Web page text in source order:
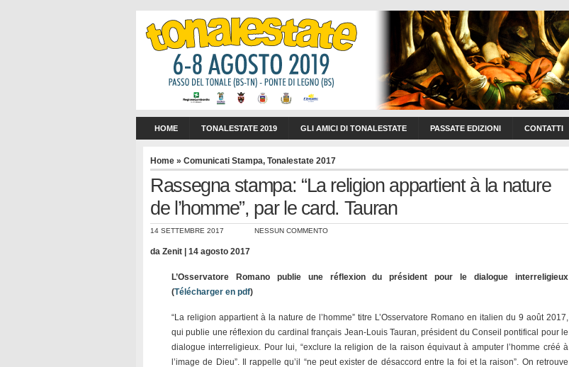
HOME TONALESTATE 2019 GLI AMICI DI TONALESTATE PASSATE EDIZIONI CONTATTI
Home » Comunicati Stampa, Tonalestate 2017
Rassegna stampa: “La religion appartient à la nature
de l’homme”, par le card. Tauran
14 SETTEMBRE 2017 NESSUN COMMENTO
da Zenit | 14 agosto 2017
L’Osservatore Romano publie une réflexion du président pour le dialogue interreligieux
(Télécharger en pdf)
“La religion appartient à la nature de l’homme” titre L’Osservatore Romano en italien du 9 août 2017,
qui publie une réflexion du cardinal français Jean-Louis Tauran, président du Conseil pontifical pour le
dialogue interreligieux. Pour lui, “exclure la religion de la raison équivaut à amputer l’homme créé à
l’image de Dieu”. Il rappelle qu’il “ne peut exister de désaccord entre la foi et la raison”. On retrouve